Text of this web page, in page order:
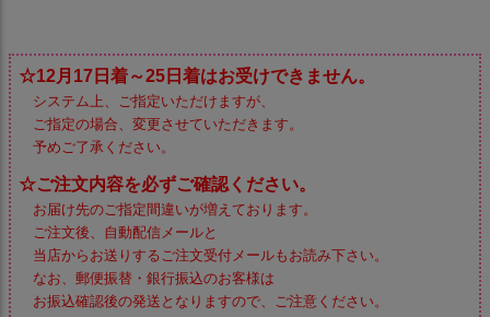
☆12月17日着～25日着はお受けできません。
システム上、ご指定いただけますが、
ご指定の場合、変更させていただきます。
予めご了承ください。
☆ご注文内容を必ずご確認ください。
お届け先のご指定間違いが増えております。
ご注文後、自動配信メールと
当店からお送りするご注文受付メールもお読み下さい。
なお、郵便振替・銀行振込のお客様は
お振込確認後の発送となりますので、ご注意ください。